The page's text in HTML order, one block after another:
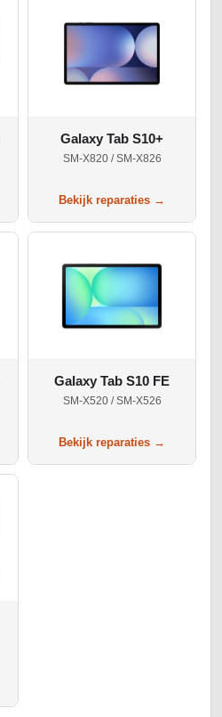
Galaxy Tab S10+
SM-X820 / SM-X826
Bekijk reparaties →
Galaxy Tab S10 FE
SM-X520 / SM-X526
Bekijk reparaties →